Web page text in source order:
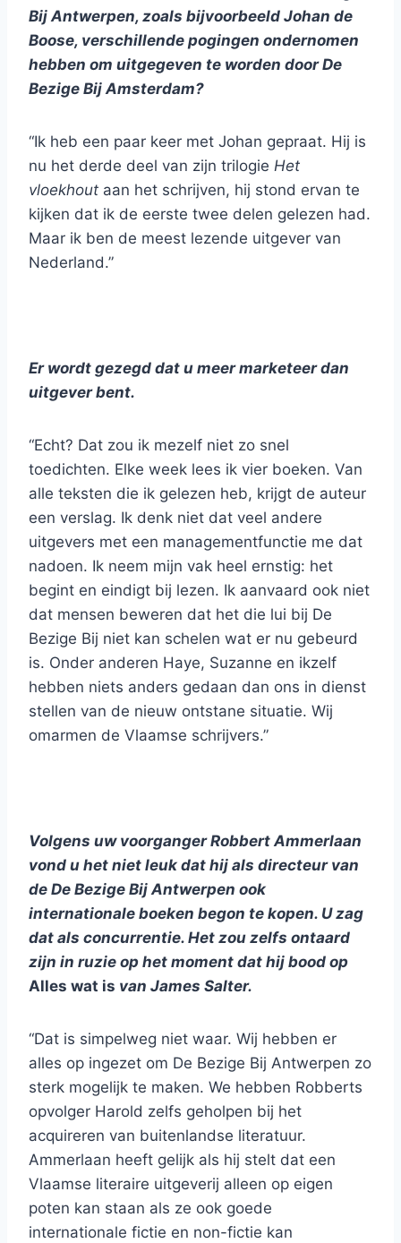
Bij Antwerpen, zoals bijvoorbeeld Johan de
Boose, verschillende pogingen ondernomen
hebben om uitgegeven te worden door De
Bezige Bij Amsterdam?
“Ik heb een paar keer met Johan gepraat. Hij is
nu het derde deel van zijn trilogie Het
vloekhout aan het schrijven, hij stond ervan te
kijken dat ik de eerste twee delen gelezen had.
Maar ik ben de meest lezende uitgever van
Nederland.”
Er wordt gezegd dat u meer marketeer dan
uitgever bent.
“Echt? Dat zou ik mezelf niet zo snel
toedichten. Elke week lees ik vier boeken. Van
alle teksten die ik gelezen heb, krijgt de auteur
een verslag. Ik denk niet dat veel andere
uitgevers met een managementfunctie me dat
nadoen. Ik neem mijn vak heel ernstig: het
begint en eindigt bij lezen. Ik aanvaard ook niet
dat mensen beweren dat het die lui bij De
Bezige Bij niet kan schelen wat er nu gebeurd
is. Onder anderen Haye, Suzanne en ikzelf
hebben niets anders gedaan dan ons in dienst
stellen van de nieuw ontstane situatie. Wij
omarmen de Vlaamse schrijvers.”
Volgens uw voorganger Robbert Ammerlaan
vond u het niet leuk dat hij als directeur van
de De Bezige Bij Antwerpen ook
internationale boeken begon te kopen. U zag
dat als concurrentie. Het zou zelfs ontaard
zijn in ruzie op het moment dat hij bood op
Alles wat is van James Salter.
“Dat is simpelweg niet waar. Wij hebben er
alles op ingezet om De Bezige Bij Antwerpen zo
sterk mogelijk te maken. We hebben Robberts
opvolger Harold zelfs geholpen bij het
acquireren van buitenlandse literatuur.
Ammerlaan heeft gelijk als hij stelt dat een
Vlaamse literaire uitgeverij alleen op eigen
poten kan staan als ze ook goede
internationale fictie en non-fictie kan